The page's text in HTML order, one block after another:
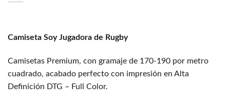
Camiseta Soy Jugadora de Rugby
Camisetas Premium, con gramaje de 170-190 por metro
cuadrado, acabado perfecto con impresión en Alta
Definición DTG – Full Color.